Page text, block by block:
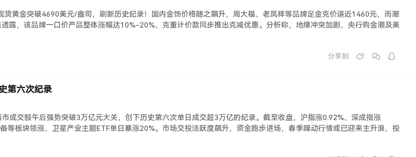
黄金突破4690美元/盎司，刷新历史纪录！国内金饰价格随之飙升，周大福、老凤祥等品牌足金克价逼近1460元，而潮
露，该品牌一口价产品整体涨幅达10%-20%，克重计价款同步推出克减优惠。分析称，地缘冲突加剧、央行购金潮及美
分享到
第六次纪录
成交额午后强势突破3万亿元大关，创下历史第六次单日成交超3万亿的纪录。截至收盘，沪指涨0.92%、深成指涨
等板块领涨，卫星产业主题ETF单日暴涨20%。市场交投活跃度飙升，资金跑步进场，春季躁动行情或已迎来主升浪，投